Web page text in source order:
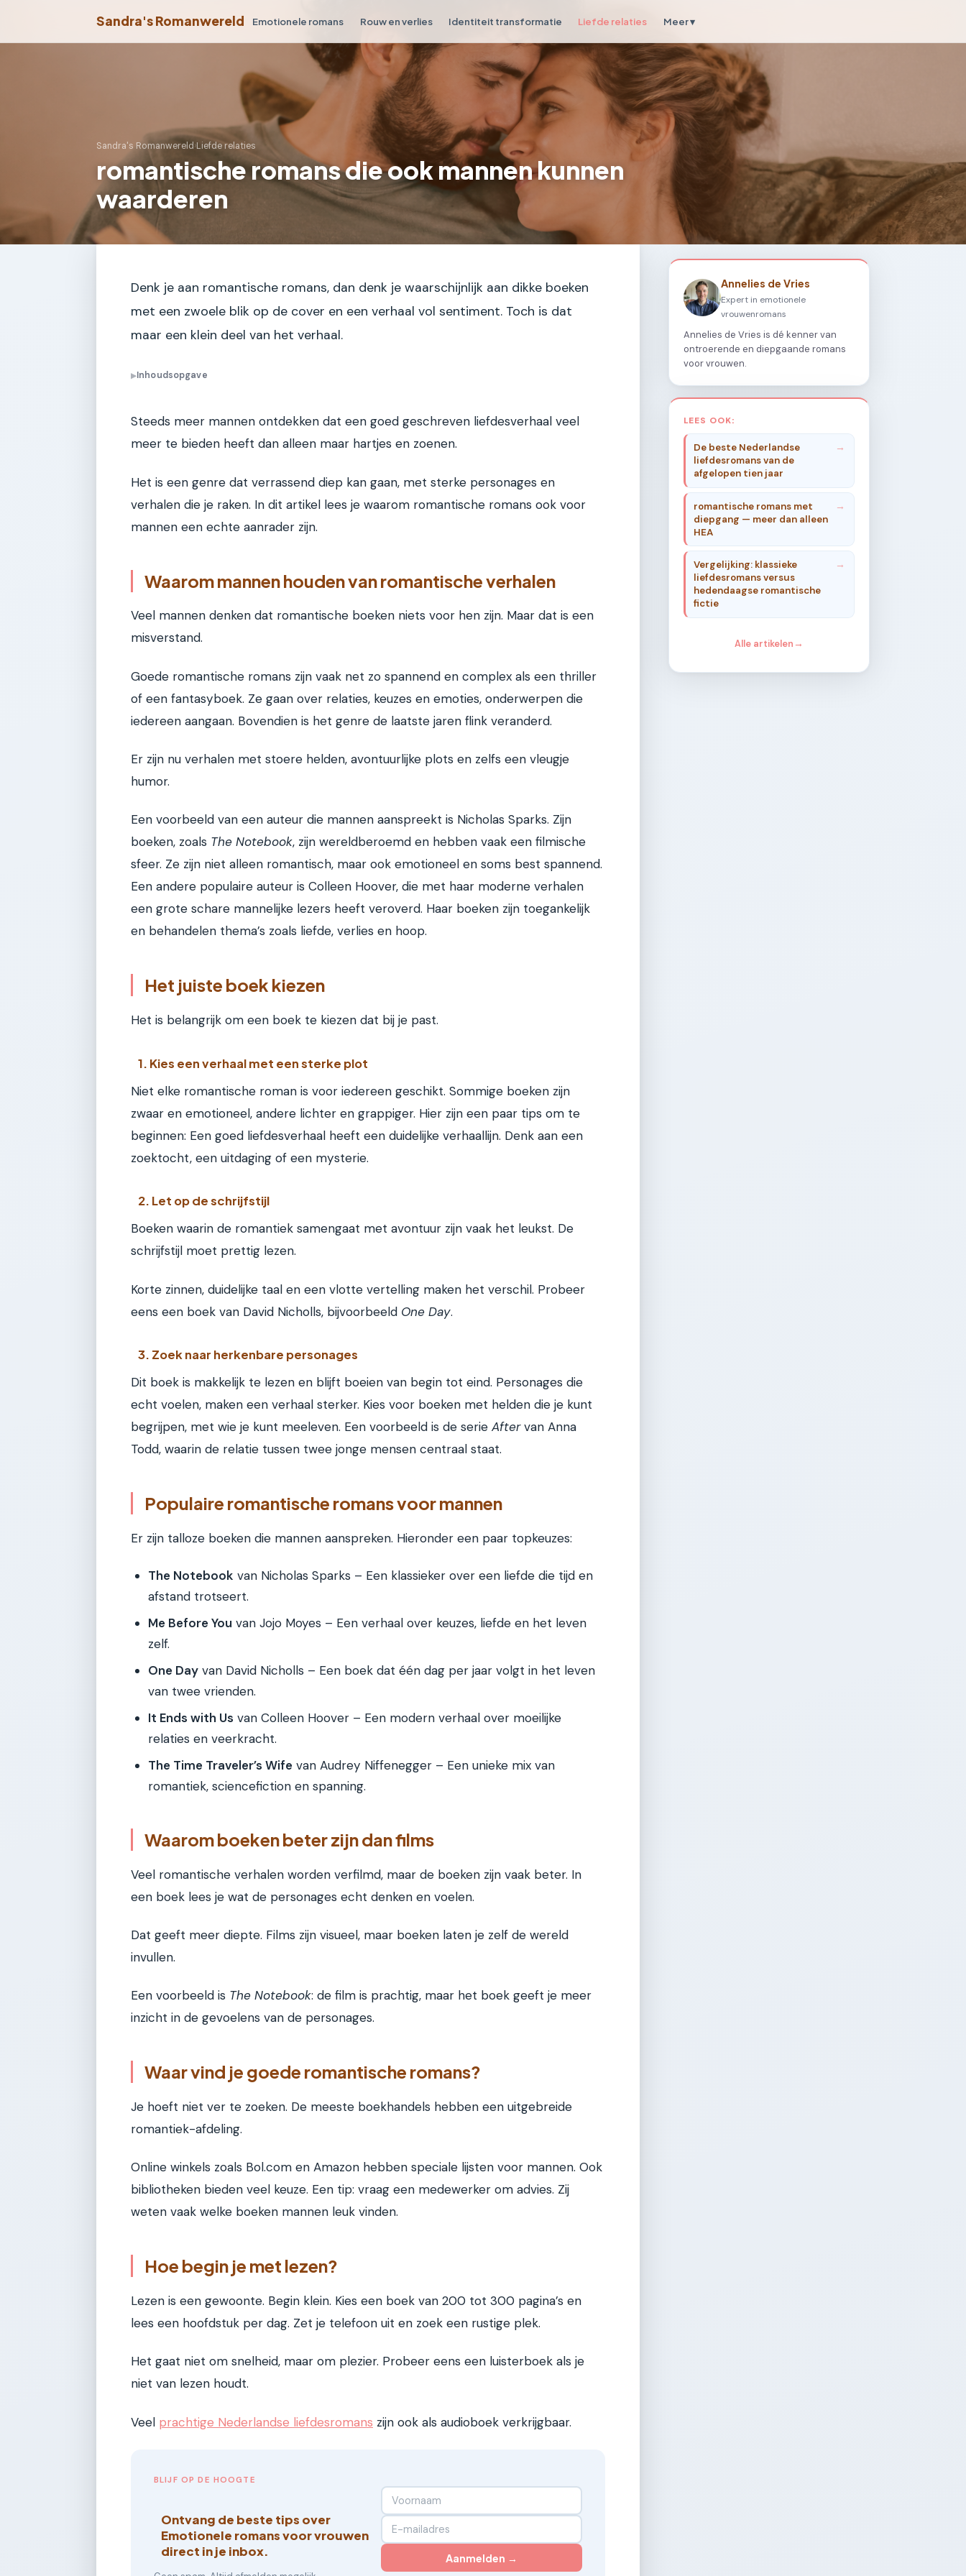
Sandra's Romanwereld Emotionele romans Rouw en verlies Identiteit transformatie Liefde relaties Meer ▾
Sandra's Romanwereld›Liefde relaties
romantische romans die ook mannen kunnen
waarderen
Denk je aan romantische romans, dan denk je waarschijnlijk aan dikke boeken
met een zwoele blik op de cover en een verhaal vol sentiment. Toch is dat
maar een klein deel van het verhaal.
▶Inhoudsopgave
Steeds meer mannen ontdekken dat een goed geschreven liefdesverhaal veel
meer te bieden heeft dan alleen maar hartjes en zoenen.
Het is een genre dat verrassend diep kan gaan, met sterke personages en
verhalen die je raken. In dit artikel lees je waarom romantische romans ook voor
mannen een echte aanrader zijn.
Waarom mannen houden van romantische verhalen
Veel mannen denken dat romantische boeken niets voor hen zijn. Maar dat is een
misverstand.
Goede romantische romans zijn vaak net zo spannend en complex als een thriller
of een fantasyboek. Ze gaan over relaties, keuzes en emoties, onderwerpen die
iedereen aangaan. Bovendien is het genre de laatste jaren flink veranderd.
Er zijn nu verhalen met stoere helden, avontuurlijke plots en zelfs een vleugje
humor.
Een voorbeeld van een auteur die mannen aanspreekt is Nicholas Sparks. Zijn
boeken, zoals The Notebook, zijn wereldberoemd en hebben vaak een filmische
sfeer. Ze zijn niet alleen romantisch, maar ook emotioneel en soms best spannend.
Een andere populaire auteur is Colleen Hoover, die met haar moderne verhalen
een grote schare mannelijke lezers heeft veroverd. Haar boeken zijn toegankelijk
en behandelen thema’s zoals liefde, verlies en hoop.
Het juiste boek kiezen
Het is belangrijk om een boek te kiezen dat bij je past.
1. Kies een verhaal met een sterke plot
Niet elke romantische roman is voor iedereen geschikt. Sommige boeken zijn
zwaar en emotioneel, andere lichter en grappiger. Hier zijn een paar tips om te
beginnen: Een goed liefdesverhaal heeft een duidelijke verhaallijn. Denk aan een
zoektocht, een uitdaging of een mysterie.
2. Let op de schrijfstijl
Boeken waarin de romantiek samengaat met avontuur zijn vaak het leukst. De
schrijfstijl moet prettig lezen.
Korte zinnen, duidelijke taal en een vlotte vertelling maken het verschil. Probeer
eens een boek van David Nicholls, bijvoorbeeld One Day.
3. Zoek naar herkenbare personages
Dit boek is makkelijk te lezen en blijft boeien van begin tot eind. Personages die
echt voelen, maken een verhaal sterker. Kies voor boeken met helden die je kunt
begrijpen, met wie je kunt meeleven. Een voorbeeld is de serie Aftervan Anna
Todd, waarin de relatie tussen twee jonge mensen centraal staat.
Populaire romantische romans voor mannen
Er zijn talloze boeken die mannen aanspreken. Hieronder een paar topkeuzes:
The Notebook van Nicholas Sparks – Een klassieker over een liefde die tijd en
afstand trotseert.
Me Before You van Jojo Moyes – Een verhaal over keuzes, liefde en het leven
zelf.
One Day van David Nicholls – Een boek dat één dag per jaar volgt in het leven
van twee vrienden.
It Ends with Us van Colleen Hoover – Een modern verhaal over moeilijke
relaties en veerkracht.
The Time Traveler’s Wife van Audrey Niffenegger – Een unieke mix van
romantiek, sciencefiction en spanning.
Waarom boeken beter zijn dan films
Veel romantische verhalen worden verfilmd, maar de boeken zijn vaak beter. In
een boek lees je wat de personages echt denken en voelen.
Dat geeft meer diepte. Films zijn visueel, maar boeken laten je zelf de wereld
invullen.
Een voorbeeld is The Notebook: de film is prachtig, maar het boek geeft je meer
inzicht in de gevoelens van de personages.
Waar vind je goede romantische romans?
Je hoeft niet ver te zoeken. De meeste boekhandels hebben een uitgebreide
romantiek-afdeling.
Online winkels zoals Bol.com en Amazon hebben speciale lijsten voor mannen. Ook
bibliotheken bieden veel keuze. Een tip: vraag een medewerker om advies. Zij
weten vaak welke boeken mannen leuk vinden.
Hoe begin je met lezen?
Lezen is een gewoonte. Begin klein. Kies een boek van 200 tot 300 pagina’s en
lees een hoofdstuk per dag. Zet je telefoon uit en zoek een rustige plek.
Het gaat niet om snelheid, maar om plezier. Probeer eens een luisterboek als je
niet van lezen houdt.
Veel prachtige Nederlandse liefdesromans zijn ook als audioboek verkrijgbaar.
BLIJF OP DE HOOGTE
Ontvang de beste tips over
Emotionele romans voor vrouwen
direct in je inbox.
Aanmelden →
Annelies de Vries
Expert in emotionele
vrouwenromans
Annelies de Vries is dé kenner van
ontroerende en diepgaande romans
voor vrouwen.
LEES OOK:
De beste Nederlandse
liefdesromans van de
afgelopen tien jaar
romantische romans met
diepgang — meer dan alleen
HEA
Vergelijking: klassieke
liefdesromans versus
hedendaagse romantische
fictie
Alle artikelen